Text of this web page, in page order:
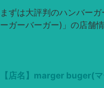
まずは大評判のハンバー
ーガーバーガー)」の店舗
【店名】marger buger(